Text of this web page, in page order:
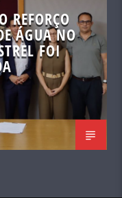
REFORÇO
ÁGUA NO
FOI